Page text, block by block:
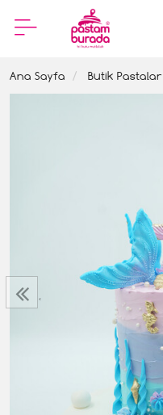
Ana Sayfa Butik Pastalar
‹